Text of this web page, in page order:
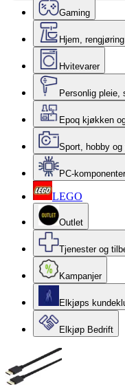
Gaming
Hjem,
Hvitevarer
Personlig
Epoq kjøkken
Sport, hobby og
PC-komponenter
LEGO
Outlet
Tjenester og
Kampanjer
Elkjøps
Elkjøp Bedrift